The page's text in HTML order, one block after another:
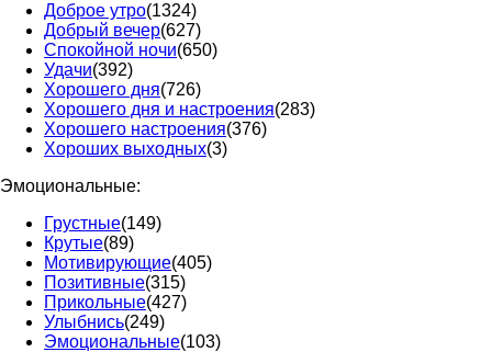
Доброе утро(1324)
Добрый вечер(627)
Спокойной ночи(650)
Удачи(392)
Хорошего дня(726)
Хорошего дня и настроения(283)
Хорошего настроения(376)
Хороших выходных(3)
Эмоциональные:
Грустные(149)
Крутые(89)
Мотивирующие(405)
Позитивные(315)
Прикольные(427)
Улыбнись(249)
Эмоциональные(103)